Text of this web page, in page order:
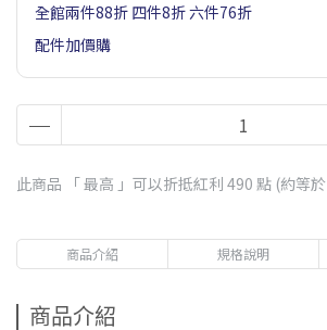
全館兩件88折 四件8折 六件76折
配件加價購
此商品 「 最高 」可以折抵紅利 490 點 (約等於
商品介紹 規格說明
商品介紹